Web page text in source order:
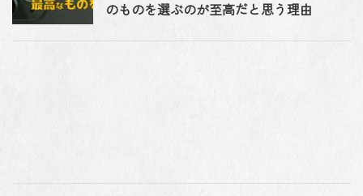
のものを選ぶのが至高だと思う理由